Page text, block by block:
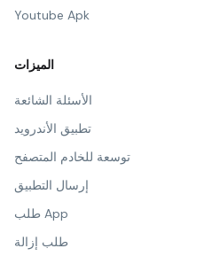
Youtube Apk
الميزات
الأسئلة الشائعة
تطبيق الأندرويد
توسعة للخادم المتصفح
إرسال التطبيق
طلب App
طلب إزالة